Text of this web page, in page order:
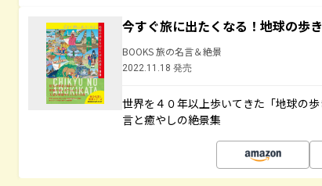
今すぐ旅に出たくなる！地球の歩
BOOKS 旅の名言＆絶景
2022.11.18 発売
世界を４０年以上歩いてきた「地球の
言と癒やしの絶景集